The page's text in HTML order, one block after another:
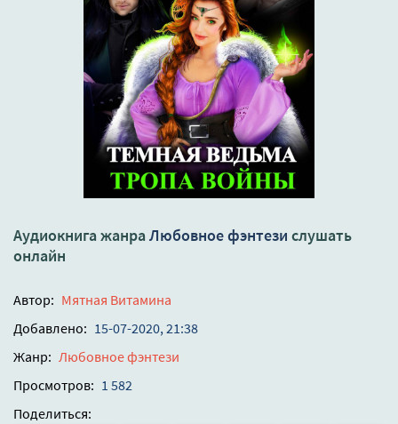
Аудиокнига жанра Любовное фэнтези слушать
онлайн
Автор: Мятная Витамина
Добавлено: 15-07-2020, 21:38
Жанр: Любовное фэнтези
Просмотров: 1 582
Поделиться: